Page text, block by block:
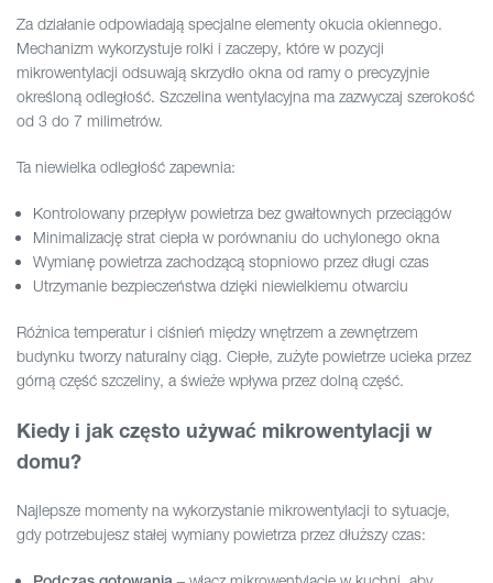
Za działanie odpowiadają specjalne elementy okucia okiennego.
Mechanizm wykorzystuje rolki i zaczepy, które w pozycji
mikrowentylacji odsuwają skrzydło okna od ramy o precyzyjnie
określoną odległość. Szczelina wentylacyjna ma zazwyczaj szerokość
od 3 do 7 milimetrów.
Ta niewielka odległość zapewnia:
Kontrolowany przepływ powietrza bez gwałtownych przeciągów
Minimalizację strat ciepła w porównaniu do uchylonego okna
Wymianę powietrza zachodzącą stopniowo przez długi czas
Utrzymanie bezpieczeństwa dzięki niewielkiemu otwarciu
Różnica temperatur i ciśnień między wnętrzem a zewnętrzem
budynku tworzy naturalny ciąg. Ciepłe, zużyte powietrze ucieka przez
górną część szczeliny, a świeże wpływa przez dolną część.
Kiedy i jak często używać mikrowentylacji w
domu?
Najlepsze momenty na wykorzystanie mikrowentylacji to sytuacje,
gdy potrzebujesz stałej wymiany powietrza przez dłuższy czas: